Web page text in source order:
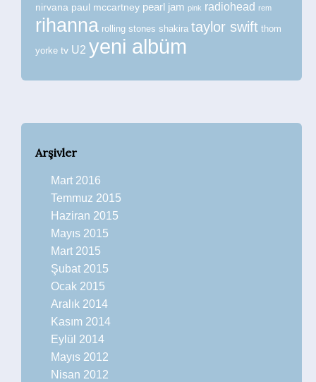
nirvana paul mccartney pearl jam pink radiohead rem
rihanna rolling stones shakira taylor swift thom
yorke tv U2 yeni albüm
Arşivler
Mart 2016
Temmuz 2015
Haziran 2015
Mayıs 2015
Mart 2015
Şubat 2015
Ocak 2015
Aralık 2014
Kasım 2014
Eylül 2014
Mayıs 2012
Nisan 2012